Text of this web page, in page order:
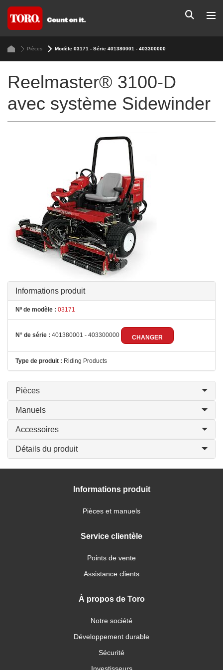
Pièces Modèle 03171 - Série 401380001 - 403300000
Reelmaster® 3100-D
avec système Sidewinder
Informations produit
Nº de modèle : 03171
N° de série : 401380001 - 403300000 CHANGER
Type de produit : Riding Products
Pièces
Manuels
Accessoires
Détails du produit
Informations produit
Pièces et manuels
Service clientèle
Points de vente
Assistance clients
À propos de Toro
Notre société
Développement durable
Sécurité